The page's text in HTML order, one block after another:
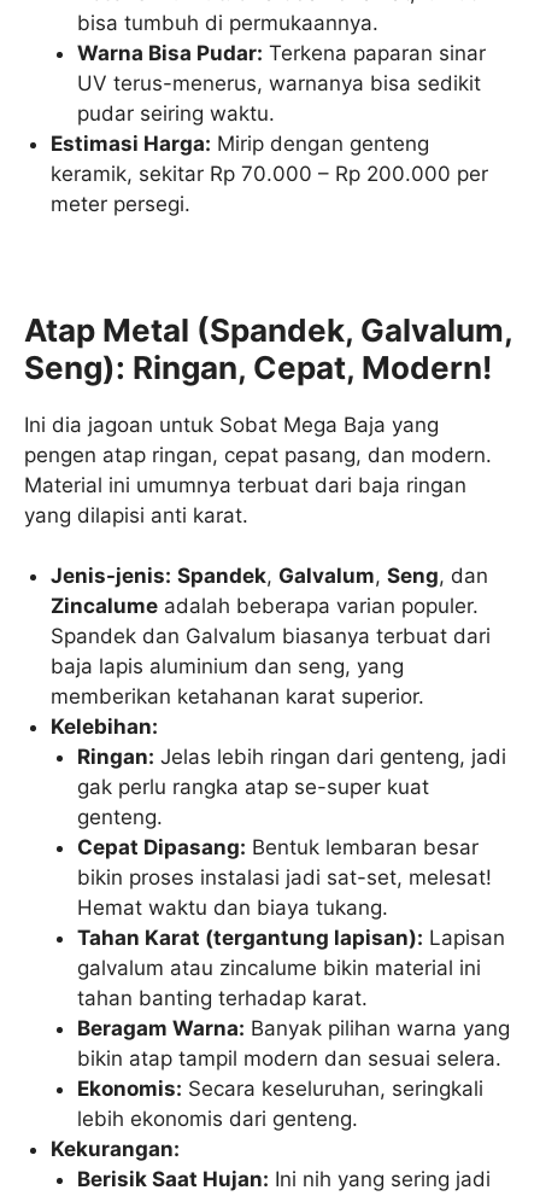
bisa tumbuh di permukaannya.
Warna Bisa Pudar: Terkena paparan sinar
UV terus-menerus, warnanya bisa sedikit
pudar seiring waktu.
Estimasi Harga: Mirip dengan genteng
keramik, sekitar Rp 70.000 – Rp 200.000 per
meter persegi.
Atap Metal (Spandek, Galvalum,
Seng): Ringan, Cepat, Modern!
Ini dia jagoan untuk Sobat Mega Baja yang
pengen atap ringan, cepat pasang, dan modern.
Material ini umumnya terbuat dari baja ringan
yang dilapisi anti karat.
Jenis-jenis: Spandek, Galvalum,Seng, dan
Zincalume adalah beberapa varian populer.
Spandek dan Galvalum biasanya terbuat dari
baja lapis aluminium dan seng, yang
memberikan ketahanan karat superior.
Kelebihan:
Ringan: Jelas lebih ringan dari genteng, jadi
gak perlu rangka atap se-super kuat
genteng.
Cepat Dipasang: Bentuk lembaran besar
bikin proses instalasi jadi sat-set, melesat!
Hemat waktu dan biaya tukang.
Tahan Karat (tergantung lapisan): Lapisan
galvalum atau zincalume bikin material ini
tahan banting terhadap karat.
Beragam Warna: Banyak pilihan warna yang
bikin atap tampil modern dan sesuai selera.
Ekonomis: Secara keseluruhan, seringkali
lebih ekonomis dari genteng.
Kekurangan:
Berisik Saat Hujan: Ini nih yang sering jadi